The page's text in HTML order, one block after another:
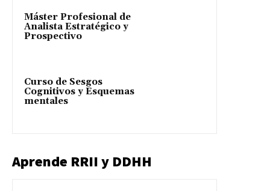
Máster Profesional de
Analista Estratégico y
Prospectivo
Curso de Sesgos
Cognitivos y Esquemas
mentales
Aprende RRII y DDHH